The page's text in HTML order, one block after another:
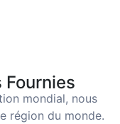
Fournies
mondial, nous
région du monde.